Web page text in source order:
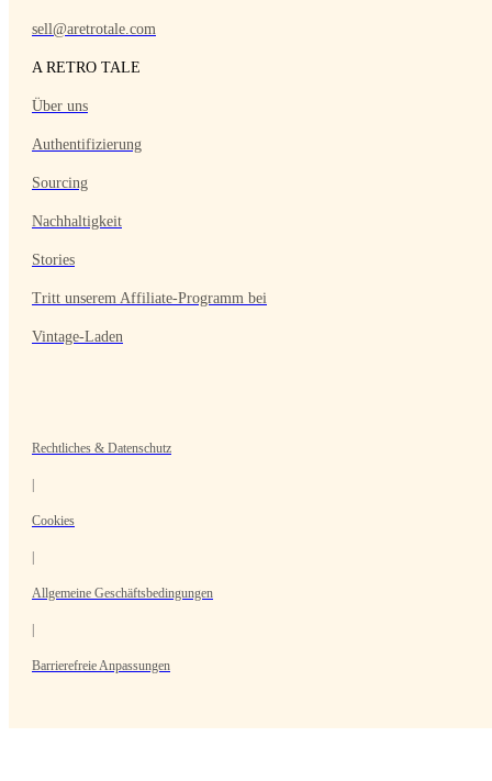
sell@aretrotale.com
A RETRO TALE
Über uns
Authentifizierung
Sourcing
Nachhaltigkeit
Stories
Tritt unserem Affiliate-Programm bei
Vintage-Laden
Rechtliches & Datenschutz
Cookies
Allgemeine Geschäftsbedingungen
Barrierefreie Anpassungen